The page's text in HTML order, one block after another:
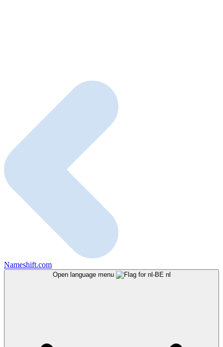
Nameshift.com
Open language menu nl